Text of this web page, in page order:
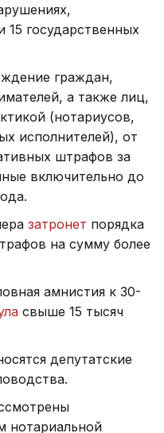
государственных
граждан,
а также лиц,
(нотариусов,
исполнителей), от
штрафов за
включительно до
затронет порядка
на сумму более
амнистия к 30-
свыше 15 тысяч
депутатские
нотариальной